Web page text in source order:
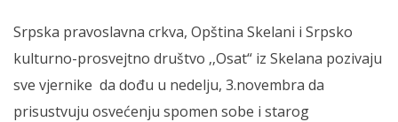
Srpska pravoslavna crkva, Opština Skelani i Srpsko
kulturno-prosvejtno društvo ‚‚Osat“ iz Skelana pozivaju
sve vjernike da dođu u nedelju, 3.novembra da
prisustvuju osvećenju spomen sobe i starog